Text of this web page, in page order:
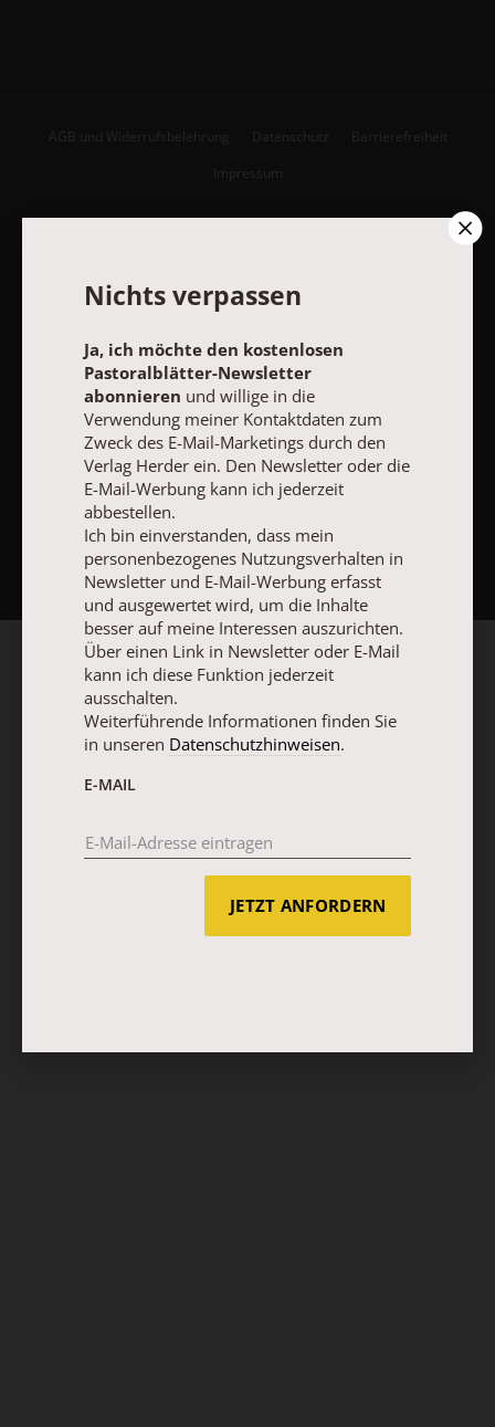
AGB und Widerrufsbelehrung Datenschutz Barrierefreiheit
Impressum
NACH OBEN
Nichts verpassen
Ja, ich möchte den kostenlosen
Pastoralblätter-Newsletter
abonnieren und willige in die
Verwendung meiner Kontaktdaten zum
Zweck des E-Mail-Marketings durch den
Verlag Herder ein. Den Newsletter oder die
E-Mail-Werbung kann ich jederzeit
abbestellen.
Ich bin einverstanden, dass mein
personenbezogenes Nutzungsverhalten in
Newsletter und E-Mail-Werbung erfasst
und ausgewertet wird, um die Inhalte
besser auf meine Interessen auszurichten.
Über einen Link in Newsletter oder E-Mail
kann ich diese Funktion jederzeit
ausschalten.
Weiterführende Informationen finden Sie
in unseren Datenschutzhinweisen.
E-MAIL
JETZT ANFORDERN